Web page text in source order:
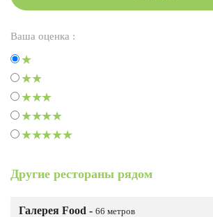
Ваша оценка :
Другие рестораны рядом
Галерея Food - 66 метров